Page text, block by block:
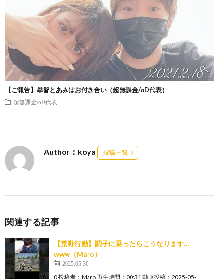
【ご報告】拳智とあみはお付き合い（超無課金/αD代表）
超無課金/αD代表
Author：koya 投稿一覧
関連する記事
【荒野行動】調子に乗ったらこうなります…
www（Maro）
2025.05.30
0 投稿者：Maro 再生時間：00:31 動画投稿：2025-05-